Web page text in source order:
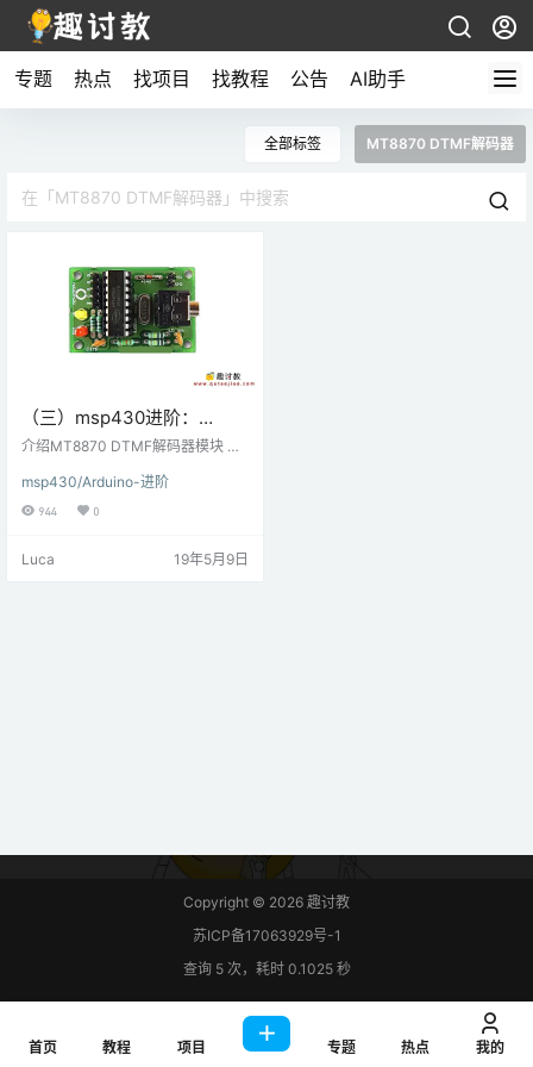
专题 热点 找项目 找教程 公告 AI助手
全部标签 MT8870 DTMF解码器
（三）msp430进阶：
MT8870 DTMF解码器与
Launchpad连接
介绍MT8870 DTMF解码器模块 DT
音（纯正弦波）混合的电信信令技
术。它在手机中用于生成拨号音。M
输出，可以对其进行处理以识别按
msp430/Arduino-进阶
944 0
Luca 19年5月9日
Copyright © 2026 趣讨教
苏ICP备17063929号-1
查询 5 次，耗时 0.1025 秒
首页 教程 项目 专题 热点 我的